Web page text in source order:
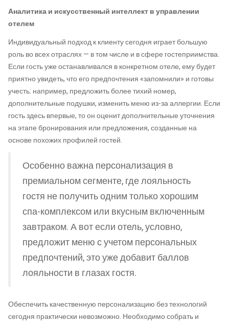
Аналитика и искусственный интеллект в управлении
отелем
Индивидуальный подход к клиенту сегодня играет большую
роль во всех отраслях — в том числе и в сфере гостеприимства.
Если гость уже останавливался в конкретном отеле, ему будет
приятно увидеть, что его предпочтения «запомнили» и готовы
учесть: например, предложить более тихий номер,
дополнительные подушки, изменить меню из-за аллергии. Если
гость здесь впервые, то он оценит дополнительные уточнения
на этапе бронирования или предложения, созданные на
основе похожих профилей гостей.
Особенно важна персонализация в
премиальном сегменте, где лояльность
гостя не получить одним только хорошим
спа-комплексом или вкусным включенным
завтраком. А вот если отель, условно,
предложит меню с учетом персональных
предпочтений, это уже добавит баллов
лояльности в глазах гостя.
Обеспечить качественную персонализацию без технологий
сегодня практически невозможно. Необходимо собрать и